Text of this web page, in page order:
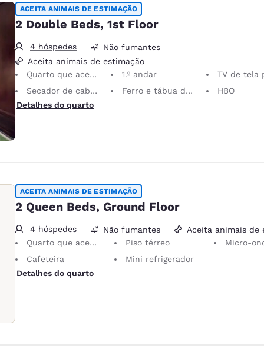
ACEITA ANIMAIS DE ESTIMAÇÃO
2 Double Beds, 1st Floor
4 hóspedes
Não fumantes
Aceita animais de estimação
Quarto que aceita animais de estimação Animais de serviço são permitidos, sem custo.
1.º andar
TV de tela
Secador de cabelo
Ferro e tábua de passar roupa
HBO
Detalhes do quarto
ACEITA ANIMAIS DE ESTIMAÇÃO
2 Queen Beds, Ground Floor
4 hóspedes Não fumantes
Aceita animais de
Quarto que aceita animais de estimação Animais de serviço são permitidos, sem custo.
Piso térreo
Micro-
Cafeteira
Mini refrigerador
Detalhes do quarto